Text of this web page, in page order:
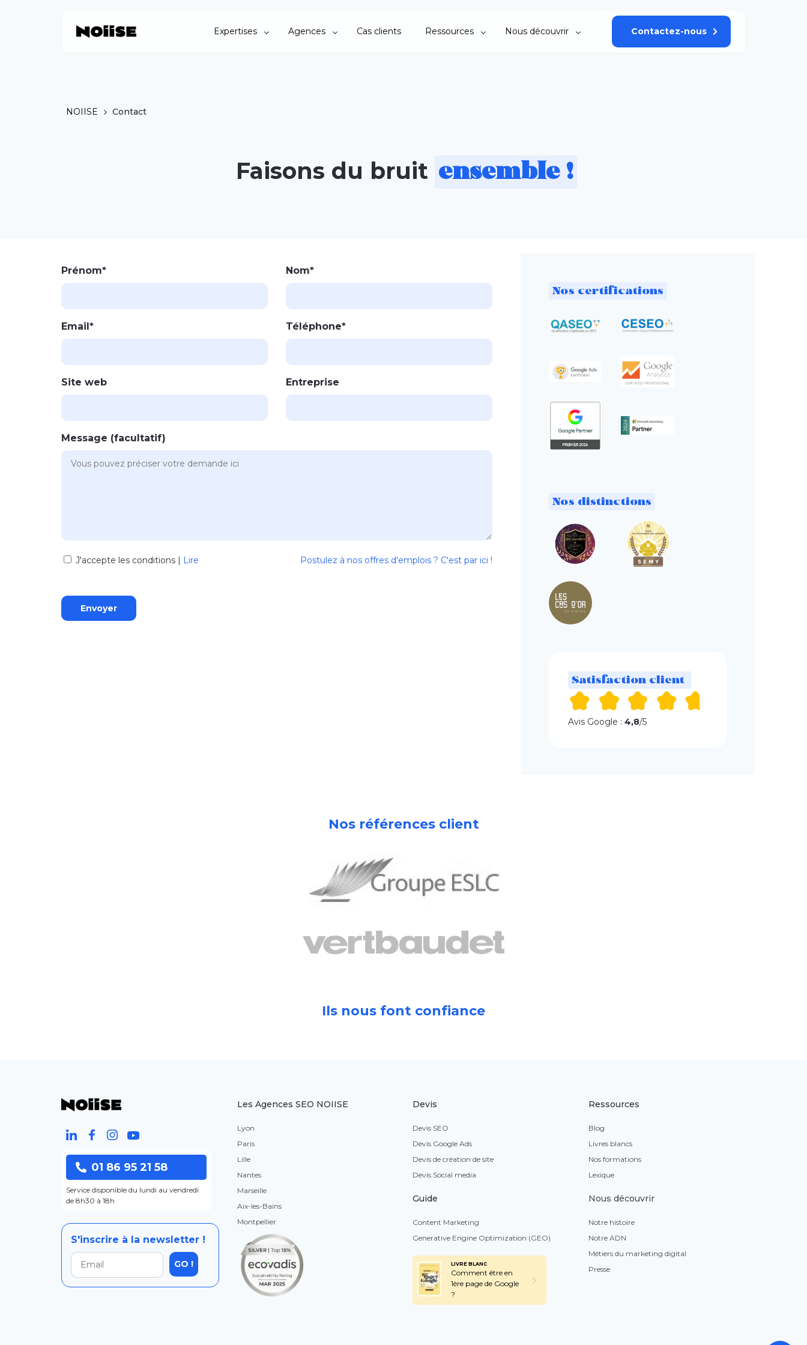
Expertises Agences Cas clients Ressources Nous découvrir Contactez-nous
NOIISE Contact
Faisons du bruit ensemble !
Prénom* Nom*
Email* Téléphone*
Site web Entreprise
Message (facultatif)
J'accepte les conditions | Lire Postulez à nos offres d'emplois ? C'est par ici !
Nos certifications
Nos distinctions
Satisfaction client
Avis Google : 4,8/5
Nos références client
Ils nous font confiance
01 86 95 21 58
Service disponible du lundi au vendredi
de 8h30 à 18h
S'inscrire à la newsletter !
Les Agences SEO NOIISE
Lyon
Paris
Lille
Nantes
Marseille
Aix-les-Bains
Montpellier
Devis
Devis SEO
Devis Google Ads
Devis de création de site
Devis Social media
Guide
Content Marketing
Generative Engine Optimization (GEO)
LIVRE BLANC
Comment être en
1ère page de Google
?
Ressources
Blog
Livres blancs
Nos formations
Lexique
Nous découvrir
Notre histoire
Notre ADN
Métiers du marketing digital
Presse